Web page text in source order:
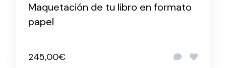
Maquetación de tu libro en formato
papel
245,00€